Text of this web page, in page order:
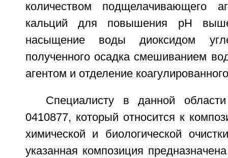
количеством подщелачивающего
кальций для повышения рН
насыщение воды диоксидом
полученного осадка смешиванием
агентом и отделение
Специалисту в данной
0410877, который относится к
химической и биологической
указанная композиция